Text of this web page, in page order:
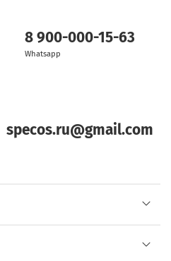
8 900-000-15-63
Whatsapp
specos.ru@gmail.com